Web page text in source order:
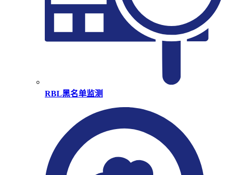
RBL黑名单监测